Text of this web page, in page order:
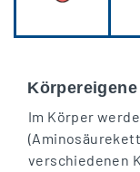
Im Körper
verschiedenen